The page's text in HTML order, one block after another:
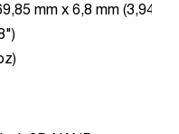
mm x 6,8 mm (3,94" x